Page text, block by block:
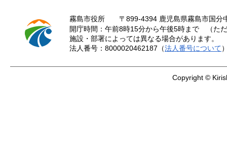
霧島市役所
〒899-4394 鹿児島県霧島市国
開庁時間：午前8時15分から午後5時まで （た
施設・部署によっては異なる場合があります。
法人番号：8000020462187（法人番号について
Copyright ©